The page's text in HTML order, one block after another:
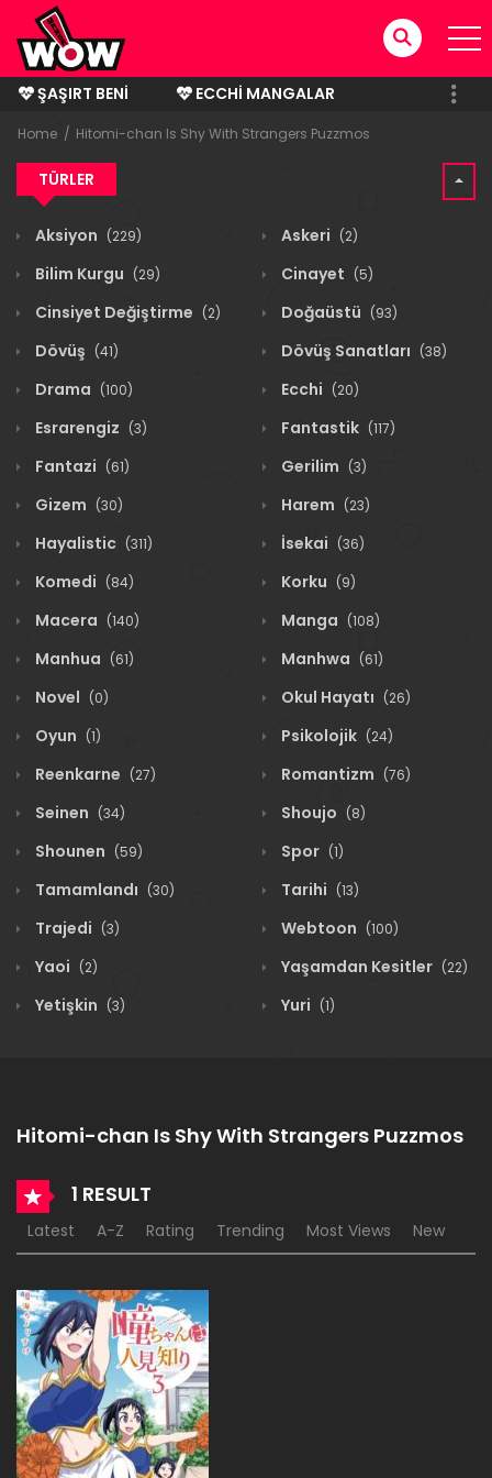
ŞAŞIRT BENI
ECCHI MANGALAR
BITMIŞ MANGALAR
Home Hitomi-chan Is Shy With Strangers Puzzmos
TÜRLER
Aksiyon (229) Askeri (2)
Bilim Kurgu (29) Cinayet (5)
Cinsiyet Değiştirme (2) Doğaüstü (93)
Dövüş (41) Dövüş Sanatları (38)
Drama (100) Ecchi (20)
Esrarengiz (3) Fantastik (117)
Fantazi (61) Gerilim (3)
Gizem (30) Harem (23)
Hayalistic (311) İsekai (36)
Komedi (84) Korku (9)
Macera (140) Manga (108)
Manhua (61) Manhwa (61)
Novel (0) Okul Hayatı (26)
Oyun (1) Psikolojik (24)
Reenkarne (27) Romantizm (76)
Seinen (34) Shoujo (8)
Shounen (59) Spor (1)
Tamamlandı (30) Tarihi (13)
Trajedi (3) Webtoon (100)
Yaoi (2) Yaşamdan Kesitler (22)
Yetişkin (3) Yuri (1)
Hitomi-chan Is Shy With Strangers Puzzmos
1 RESULT
Latest A-Z Rating Trending Most Views New